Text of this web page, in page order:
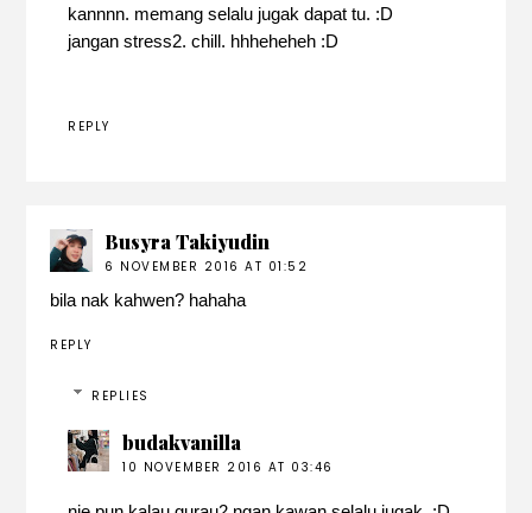
kannnn. memang selalu jugak dapat tu. :D
jangan stress2. chill. hhheheheh :D
REPLY
Busyra Takiyudin
6 NOVEMBER 2016 AT 01:52
bila nak kahwen? hahaha
REPLY
REPLIES
budakvanilla
10 NOVEMBER 2016 AT 03:46